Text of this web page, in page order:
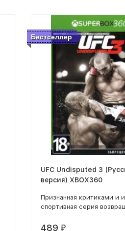
Бестселлер
UFC Undisputed 3
версия) XBOX360
Признанная критиками и
спортивная серия
смешанных единоборств
489₽